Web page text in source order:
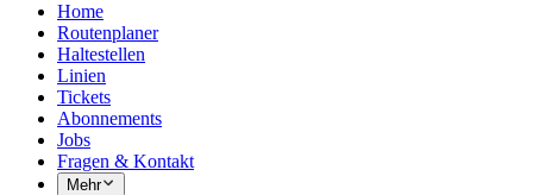
Home
Routenplaner
Haltestellen
Linien
Tickets
Abonnements
Jobs
Fragen & Kontakt
Mehr